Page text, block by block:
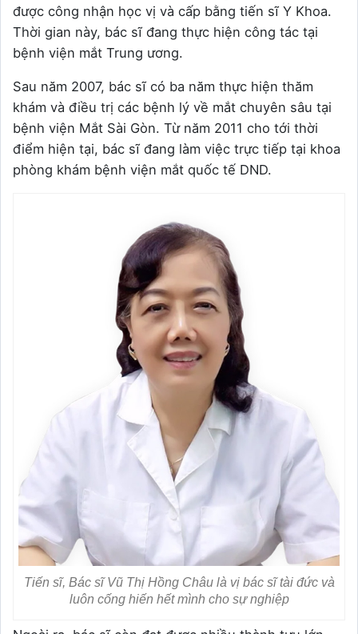
được công nhận học vị và cấp bằng tiến sĩ Y Khoa.
Thời gian này, bác sĩ đang thực hiện công tác tại
bệnh viện mắt Trung ương.
Sau năm 2007, bác sĩ có ba năm thực hiện thăm
khám và điều trị các bệnh lý về mắt chuyên sâu tại
bệnh viện Mắt Sài Gòn. Từ năm 2011 cho tới thời
điểm hiện tại, bác sĩ đang làm việc trực tiếp tại khoa
phòng khám bệnh viện mắt quốc tế DND.
Tiến sĩ, Bác sĩ Vũ Thị Hồng Châu là vị bác sĩ tài đức và
luôn cống hiến hết mình cho sự nghiệp